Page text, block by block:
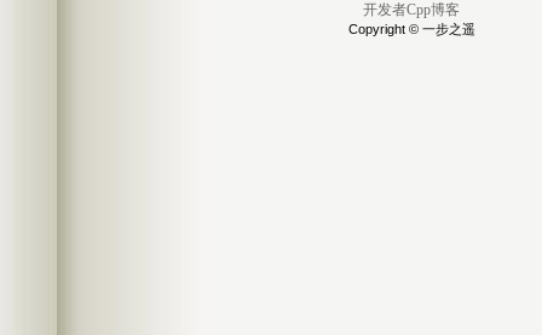
开发者Cpp博客
Copyright © 一步之遥